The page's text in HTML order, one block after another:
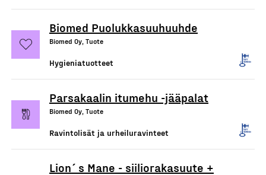
Biomed Puolukkasuuhuuhde
Biomed Oy, Tuote
Hygieniatuotteet
Parsakaalin itumehu -jääpalat
Biomed Oy, Tuote
Ravintolisät ja urheiluravinteet
Lion´s Mane - siiliorakasuute +